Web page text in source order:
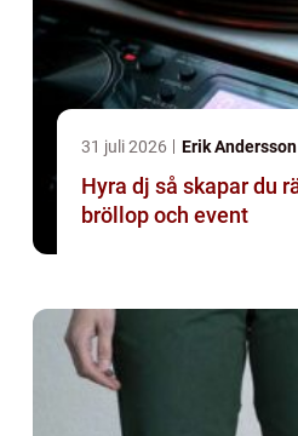
31 juli 2026 Erik Andersson
Hyra dj så skapar du rätt känsla på fest,
bröllop och event